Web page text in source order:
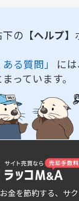
の 【ヘルプ】
る質問」 に
っています。
金を節約する、サ